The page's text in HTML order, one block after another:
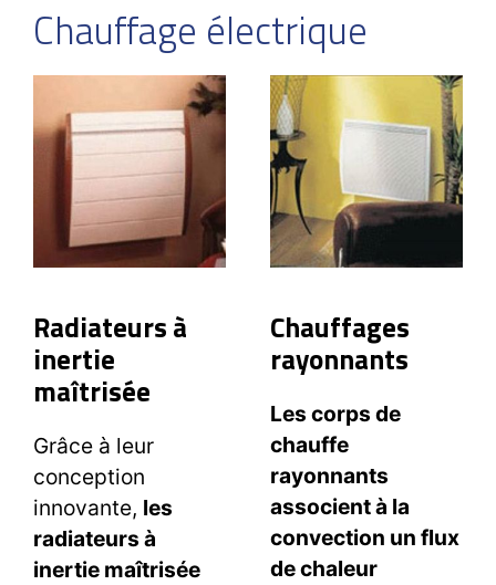
Chauffage électrique
Radiateurs à
inertie
maîtrisée
Grâce à leur
conception
innovante, les
radiateurs à
inertie maîtrisée
Chauffages
rayonnants
Les corps de
chauffe
rayonnants
associent à la
convection un flux
de chaleur